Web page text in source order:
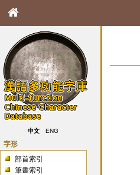
中文 ENG
字形
部首索引
筆畫索引